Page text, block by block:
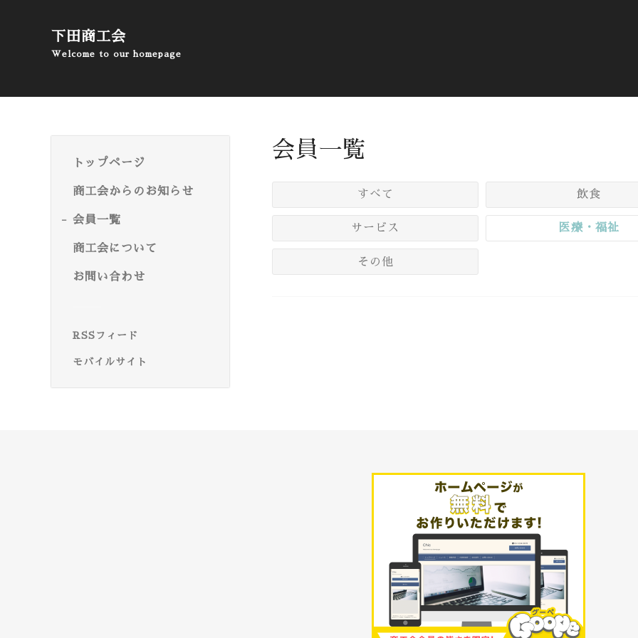
下田商工会
Welcome to our homepage
トップページ
商工会からのお知らせ
会員一覧
商工会について
お問い合わせ
RSSフィード
モバイルサイト
会員一覧
すべて 飲食
サービス 医療・福祉
その他